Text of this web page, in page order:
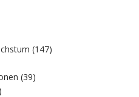
(147)
(39)